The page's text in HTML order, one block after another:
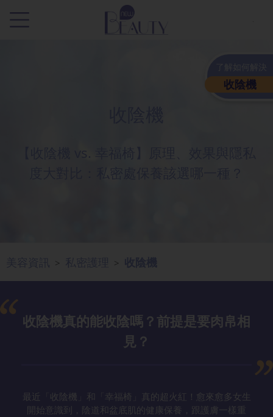
收陰機
> >
收陰機真的能收陰嗎？前提是要肉帛相
見？
最近「收陰機」和「幸福椅」真的超火紅！愈來愈多女生
開始意識到，陰道和盆底肌的健康保養，跟護膚一樣重